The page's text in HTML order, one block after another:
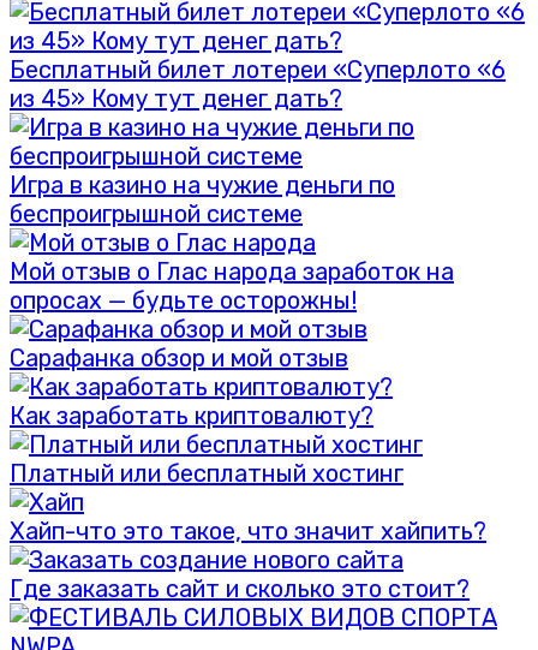
Бесплатный билет лотереи «Суперлото «6
из 45» Кому тут денег дать?
Игра в казино на чужие деньги по
беспроигрышной системе
Мой отзыв о Глас народа заработок на
опросах — будьте осторожны!
Сарафанка обзор и мой отзыв
Как заработать криптовалюту?
Платный или бесплатный хостинг
Хайп-что это такое, что значит хайпить?
Где заказать сайт и сколько это стоит?